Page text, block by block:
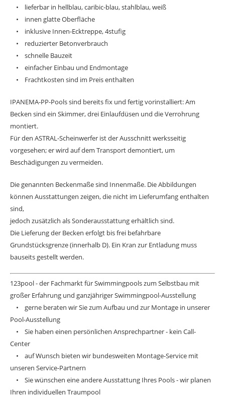
• lieferbar in hellblau, caribic-blau, stahlblau, weiß
• innen glatte Oberfläche
• inklusive Innen-Ecktreppe, 4stufig
• reduzierter Betonverbrauch
• schnelle Bauzeit
• einfacher Einbau und Endmontage
• Frachtkosten sind im Preis enthalten
IPANEMA-PP-Pools sind bereits fix und fertig vorinstalliert: Am
Becken sind ein Skimmer, drei Einlaufdüsen und die Verrohrung
montiert.
Für den ASTRAL-Scheinwerfer ist der Ausschnitt werksseitig
vorgesehen; er wird auf dem Transport demontiert, um
Beschädigungen zu vermeiden.
Die genannten Beckenmaße sind Innenmaße. Die Abbildungen
können Ausstattungen zeigen, die nicht im Lieferumfang enthalten
sind,
jedoch zusätzlich als Sonderausstattung erhältlich sind.
Die Lieferung der Becken erfolgt bis frei befahrbare
Grundstücksgrenze (innerhalb D). Ein Kran zur Entladung muss
bauseits gestellt werden.
123pool - der Fachmarkt für Swimmingpools zum Selbstbau mit
großer Erfahrung und ganzjähriger Swimmingpool-Ausstellung
• gerne beraten wir Sie zum Aufbau und zur Montage in unserer
Pool-Ausstellung
• Sie haben einen persönlichen Ansprechpartner - kein Call-
Center
• auf Wunsch bieten wir bundesweiten Montage-Service mit
unseren Service-Partnern
• Sie wünschen eine andere Ausstattung Ihres Pools - wir planen
Ihren individuellen Traumpool